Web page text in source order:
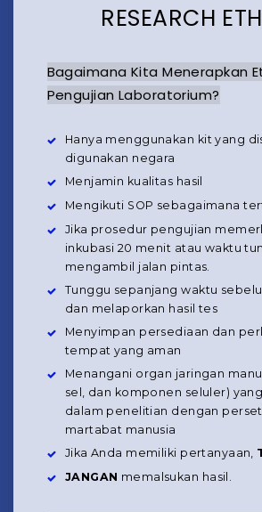
RESEARCH
Bagaimana Kita Menerapkan
Pengujian Laboratorium?
Hanya menggunakan kit yang
digunakan negara
Menjamin kualitas hasil
Mengikuti SOP sebagaimana
Jika prosedur pengujian
inkubasi 20 menit atau waktu
mengambil jalan pintas.
Tunggu sepanjang waktu
dan melaporkan hasil tes
Menyimpan persediaan dan
tempat yang aman
Menangani organ jaringan
sel, dan komponen seluler)
dalam penelitian dengan
martabat manusia
Jika Anda memiliki pertanyaan,
JANGAN memalsukan hasil.